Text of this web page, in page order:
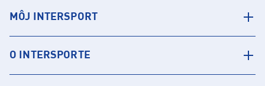
MÔJ INTERSPORT
O INTERSPORTE